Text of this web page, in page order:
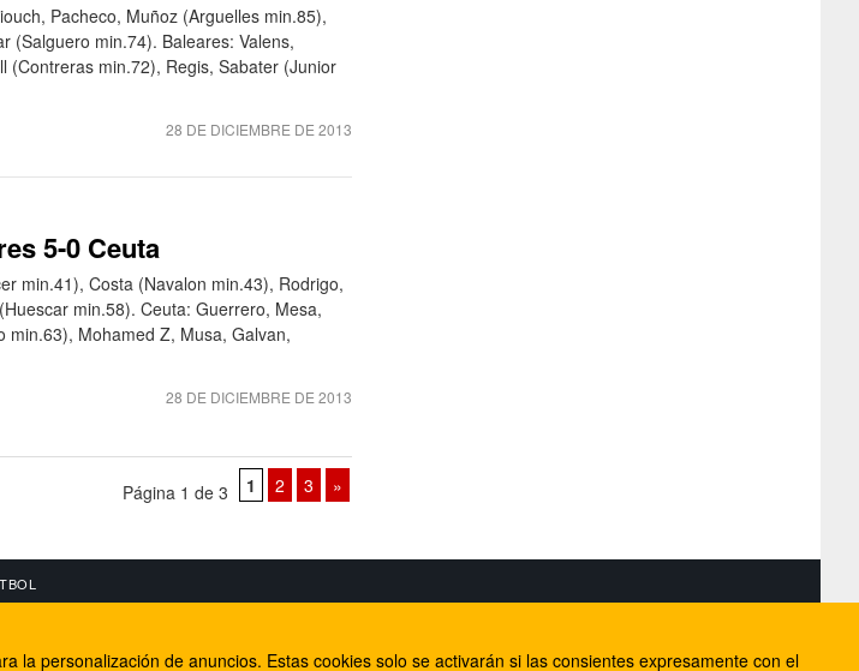
Pacheco, Muñoz (Arguelles min.85),
(Salguero min.74). Baleares: Valens,
(Contreras min.72), Regis, Sabater (Junior
28 DE DICIEMBRE DE 2013
5-0 Ceuta
min.41), Costa (Navalon min.43), Rodrigo,
min.58). Ceuta: Guerrero, Mesa,
Mohamed Z, Musa, Galvan,
28 DE DICIEMBRE DE 2013
Página 1 de 3 1 2 3 »
Internet Rural Mallorca
la personalización de anuncios. Estas cookies solo se activarán si las consientes expresamente con el